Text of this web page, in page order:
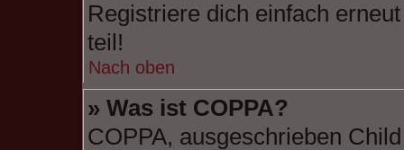
Registriere dich einfach
teil!
Nach oben
» Was ist COPPA?
COPPA, ausgeschrieben